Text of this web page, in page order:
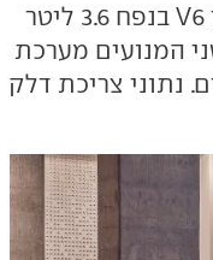
אמריקאי יותר במהותו ומדובר במנוע בנזין V6 בנפח 3.6 ליטר
של 37.2 קג"מ. לשני המנועים מערכת
אוטומטית בעלת 9 הילוכים. נתוני צריכת דלק